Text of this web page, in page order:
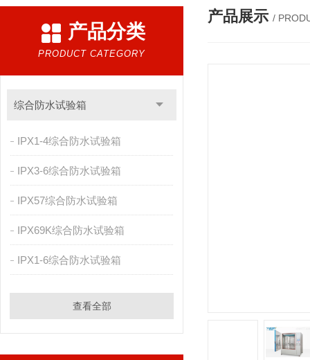
产品分类
PRODUCT CATEGORY
综合防水试验箱
IPX1-4综合防水试验箱
IPX3-6综合防水试验箱
IPX57综合防水试验箱
IPX69K综合防水试验箱
IPX1-6综合防水试验箱
查看全部
产品展示 /